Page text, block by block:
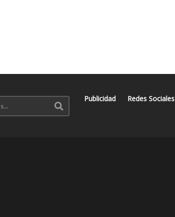
Publicidad Redes Sociales